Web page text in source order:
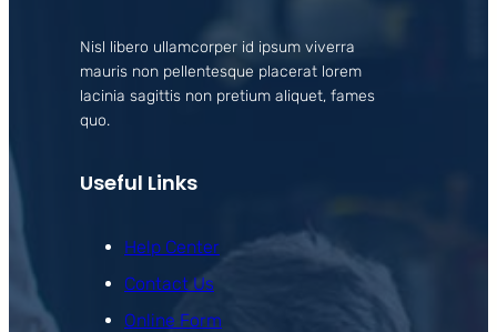
Nisl libero ullamcorper id ipsum viverra
mauris non pellentesque placerat lorem
lacinia sagittis non pretium aliquet, fames
quo.
Useful Links
Help Center
Contact Us
Online Form